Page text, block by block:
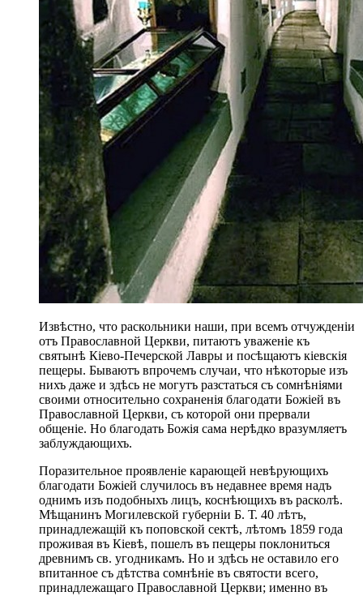
Извѣстно, что раскольники наши, при всемъ отчужденіи
отъ Православной Церкви, питаютъ уваженіе къ
святынѣ Кіево-Печерской Лавры и посѣщаютъ кіевскія
пещеры. Бываютъ впрочемъ случаи, что нѣкоторые изъ
нихъ даже и здѣсь не могутъ разстаться съ сомнѣніями
своими относительно сохраненія благодати Божіей въ
Православной Церкви, съ которой они прервали
общеніе. Но благодать Божія сама нерѣдко вразумляетъ
заблуждающихъ.
Поразительное проявленіе карающей невѣрующихъ
благодати Божіей случилось въ недавнее время надъ
однимъ изъ подобныхъ лицъ, коснѣющихъ въ расколѣ.
Мѣщанинъ Могилевской губерніи Б. Т. 40 лѣтъ,
принадлежащій къ поповской сектѣ, лѣтомъ 1859 года
проживая въ Кіевѣ, пошелъ въ пещеры поклониться
древнимъ св. угодникамъ. Но и здѣсь не оставило его
впитанное съ дѣтства сомнѣніе въ святости всего,
принадлежащаго Православной Церкви; именно въ